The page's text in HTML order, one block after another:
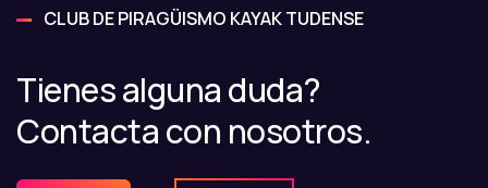
CLUB DE PIRAGÜISMO KAYAK TUDENSE
Tienes alguna duda?
Contacta con nosotros.